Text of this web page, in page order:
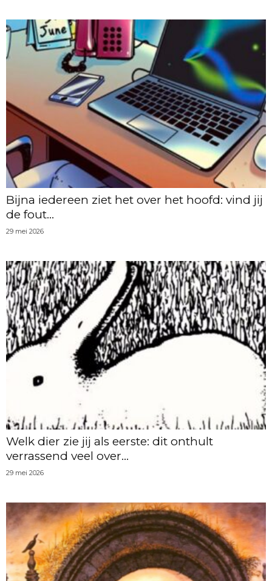
Bijna iedereen ziet het over het hoofd: vind jij
de fout...
29 mei 2026
Welk dier zie jij als eerste: dit onthult
verrassend veel over...
29 mei 2026